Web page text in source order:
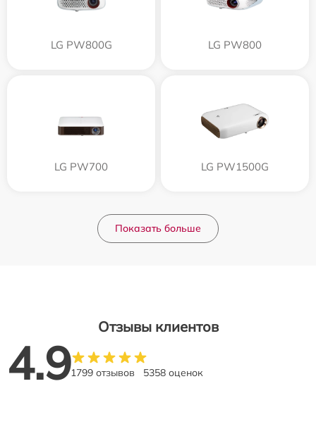
LG PW800G LG PW800
LG PW700 LG PW1500G
Показать больше
Отзывы клиентов
4.91799 отзывов 5358 оценок